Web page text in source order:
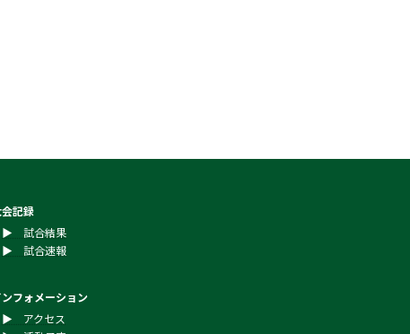
会記録
▶︎ 試合結果
▶︎ 試合速報
ンフォメーション
▶︎ アクセス